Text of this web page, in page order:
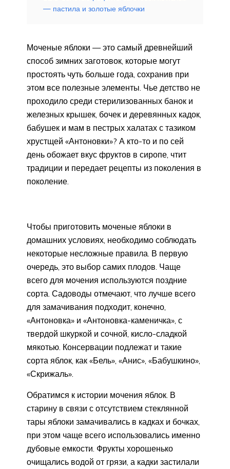
— пастила и золотые яблочки
Моченые яблоки — это самый древнейший
способ зимних заготовок, которые могут
простоять чуть больше года, сохранив при
этом все полезные элементы. Чье детство не
проходило среди стерилизованных банок и
железных крышек, бочек и деревянных кадок,
бабушек и мам в пестрых халатах с тазиком
хрустщей «Антоновки»? А кто-то и по сей
день обожает вкус фруктов в сиропе, чтит
традиции и передает рецепты из поколения в
поколение.
Чтобы приготовить моченые яблоки в
домашних условиях, необходимо соблюдать
некоторые несложные правила. В первую
очередь, это выбор самих плодов. Чаще
всего для мочения используются поздние
сорта. Садоводы отмечают, что лучше всего
для замачивания подходит, конечно,
«Антоновка» и «Антоновка-каменичка», с
твердой шкуркой и сочной, кисло-сладкой
мякотью. Консервации подлежат и такие
сорта яблок, как «Бель», «Анис», «Бабушкино»,
«Скрижаль».
Обратимся к истории мочения яблок. В
старину в связи с отсутствием стеклянной
тары яблоки замачивались в кадках и бочках,
при этом чаще всего использовались именно
дубовые емкости. Фрукты хорошенько
очищались водой от грязи, а кадки застилали